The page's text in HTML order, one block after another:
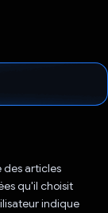
des articles
qu'il choisit
indique